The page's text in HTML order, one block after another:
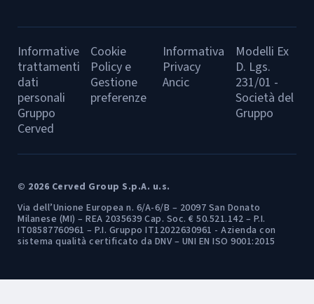
Informative
trattamenti
dati
personali
Gruppo
Cerved
Cookie
Policy e
Gestione
preferenze
Informativa
Privacy
Ancic
Modelli Ex
D. Lgs.
231/01 -
Società del
Gruppo
© 2026 Cerved Group S.p.A. u.s.
Via dell’Unione Europea n. 6/A-6/B – 20097 San Donato
Milanese (MI) – REA 2035639 Cap. Soc. € 50.521.142 – P.I.
IT08587760961 – P.I. Gruppo IT12022630961 - Azienda con
sistema qualità certificato da DNV – UNI EN ISO 9001:2015